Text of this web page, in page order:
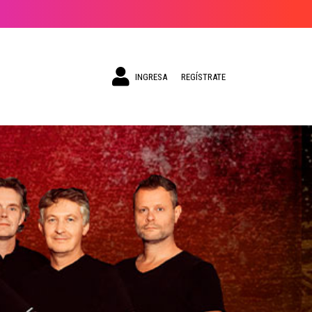
INGRESA REGÍSTRATE